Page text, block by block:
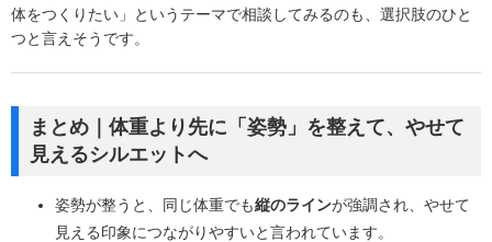
体をつくりたい」というテーマで相談してみるのも、選択肢のひと
つと言えそうです。
まとめ｜体重より先に「姿勢」を整えて、やせて
見えるシルエットへ
姿勢が整うと、同じ体重でも縦のラインが強調され、やせて
見える印象につながりやすいと言われています。